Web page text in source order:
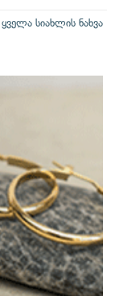
ყველა სიახლის ნახვა